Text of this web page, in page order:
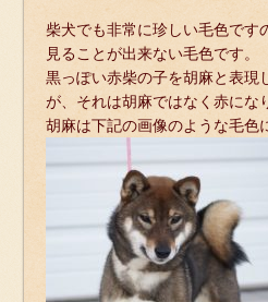
柴犬でも非常に珍しい毛色です
見ることが出来ない毛色です。
黒っぽい赤柴の子を胡麻と表現
が、それは胡麻ではなく赤にな
胡麻は下記の画像のような毛色